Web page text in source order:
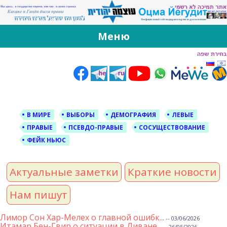
За Оцма Йегудит
עוצמה יהודית ברוסית ובעברית
Меню
В МИРЕ ВЫБОРЫ ДЕМОГРАФИЯ
ЛЕВЫЕ
ПРАВЫЕ
ПСЕВДО-ПРАВЫЕ
СОСУЩЕСТВОВАНИЕ
ФЕЙК НЬЮС
Актуальные заметки
Краткие новости
Нам пишут
Лимор Сон Хар-Мелех о главной ошибк... -- 03/06/2026